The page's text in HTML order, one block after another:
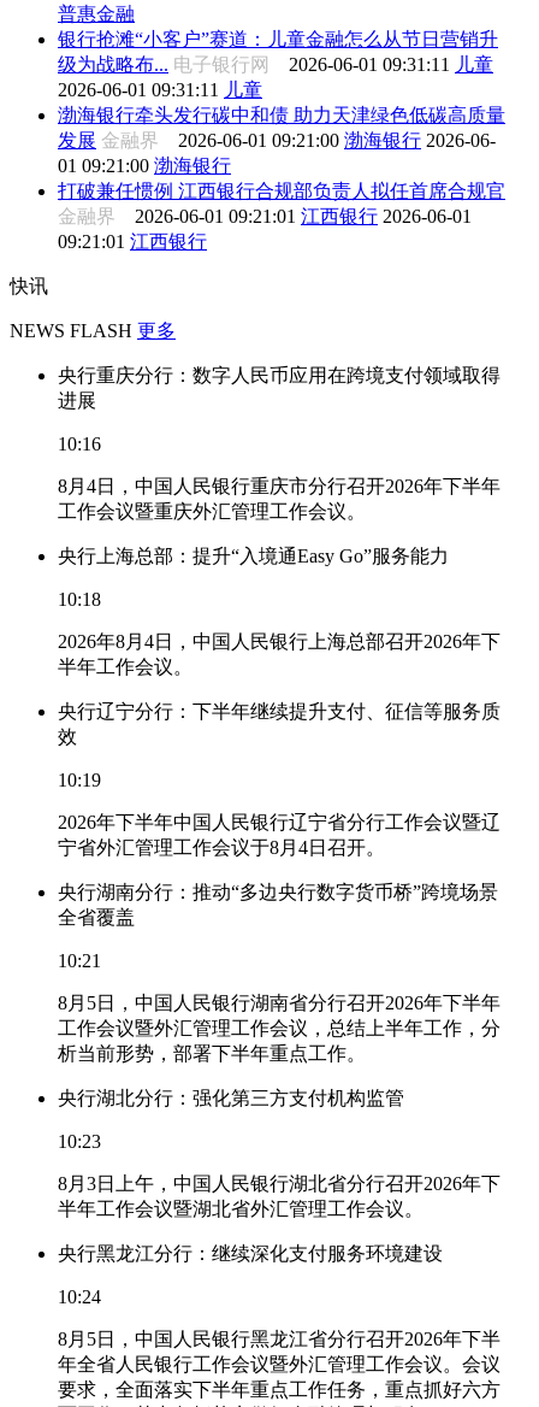
普惠金融
银行抢滩“小客户”赛道：儿童金融怎么从节日营销升
级为战略布... 电子银行网 2026-06-01 09:31:11
儿童
2026-06-01 09:31:11
儿童
渤海银行牵头发行碳中和债 助力天津绿色低碳高质量
发展 金融界 2026-06-01 09:21:00 渤海银行 2026-06-
01 09:21:00 渤海银行
打破兼任惯例 江西银行合规部负责人拟任首席合规官
金融界 2026-06-01 09:21:01 江西银行 2026-06-01
09:21:01 江西银行
快讯
NEWS FLASH 更多
央行重庆分行：数字人民币应用在跨境支付领域取得
进展
10:16
8月4日，中国人民银行重庆市分行召开2026年下半年
工作会议暨重庆外汇管理工作会议。
央行上海总部：提升“入境通Easy Go”服务能力
10:18
2026年8月4日，中国人民银行上海总部召开2026年下
半年工作会议。
央行辽宁分行：下半年继续提升支付、征信等服务质
效
10:19
2026年下半年中国人民银行辽宁省分行工作会议暨辽
宁省外汇管理工作会议于8月4日召开。
央行湖南分行：推动“多边央行数字货币桥”跨境场景
全省覆盖
10:21
8月5日，中国人民银行湖南省分行召开2026年下半年
工作会议暨外汇管理工作会议，总结上半年工作，分
析当前形势，部署下半年重点工作。
央行湖北分行：强化第三方支付机构监管
10:23
8月3日上午，中国人民银行湖北省分行召开2026年下
半年工作会议暨湖北省外汇管理工作会议。
央行黑龙江分行：继续深化支付服务环境建设
10:24
8月5日，中国人民银行黑龙江省分行召开2026年下半
年全省人民银行工作会议暨外汇管理工作会议。会议
要求，全面落实下半年重点工作任务，重点抓好六方